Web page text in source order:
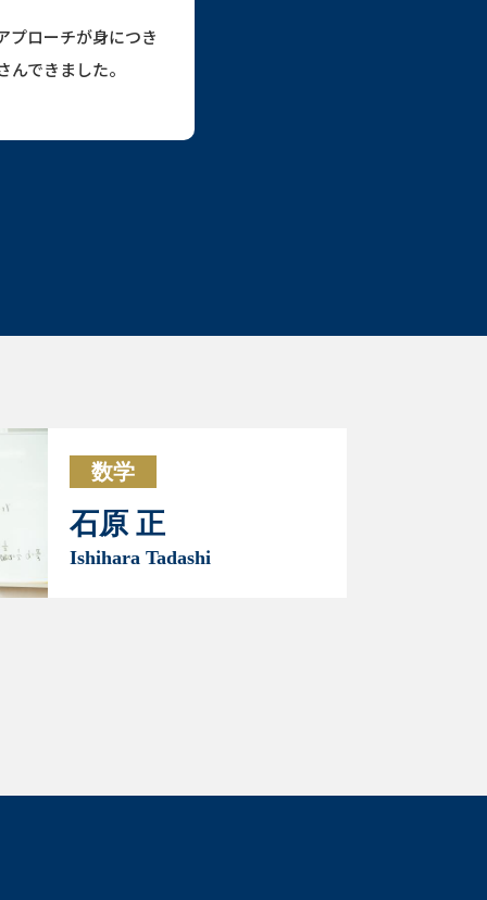
プローチが身につき
できました。
数学
石原 正
Ishihara Tadashi